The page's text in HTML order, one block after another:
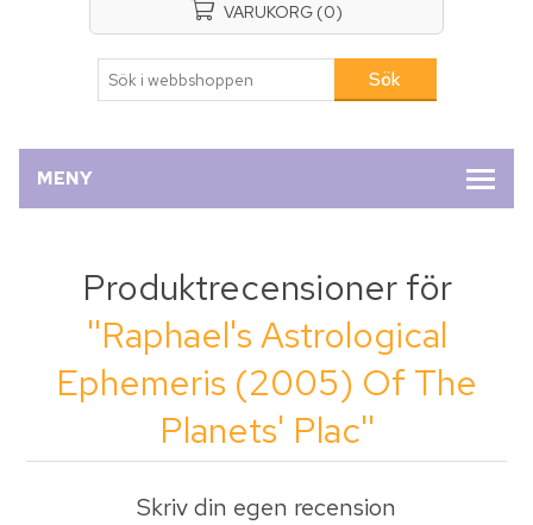
VARUKORG (0)
MENY
Produktrecensioner för
Raphael's Astrological
Ephemeris (2005) Of The
Planets' Plac
Skriv din egen recension